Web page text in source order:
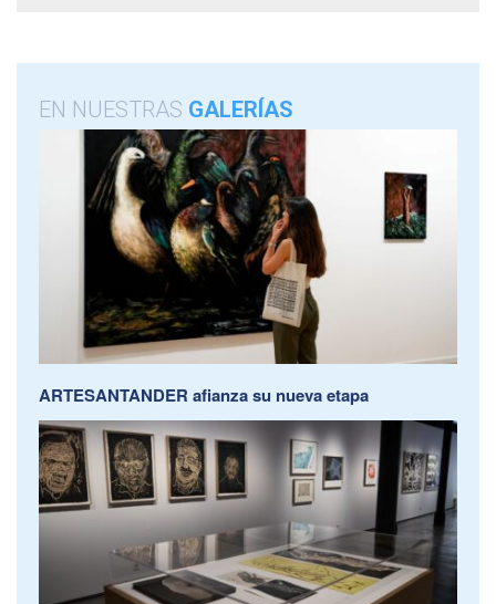
EN NUESTRAS GALERÍAS
ARTESANTANDER afianza su nueva etapa